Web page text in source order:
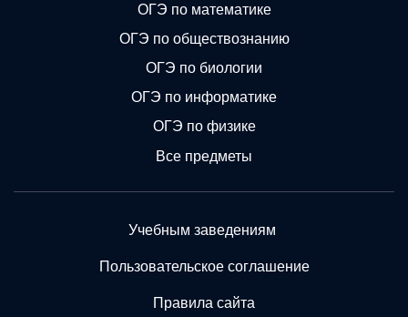
ОГЭ по математике
ОГЭ по обществознанию
ОГЭ по биологии
ОГЭ по информатике
ОГЭ по физике
Все предметы
Учебным заведениям
Пользовательское соглашение
Правила сайта